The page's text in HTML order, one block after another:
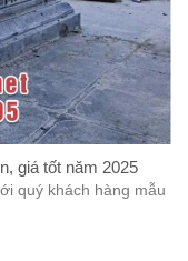
giá tốt năm 2025
quý khách hàng mẫu